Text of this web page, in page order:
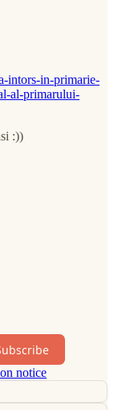
intors-in-primarie-
al-primarului-
:))
notice